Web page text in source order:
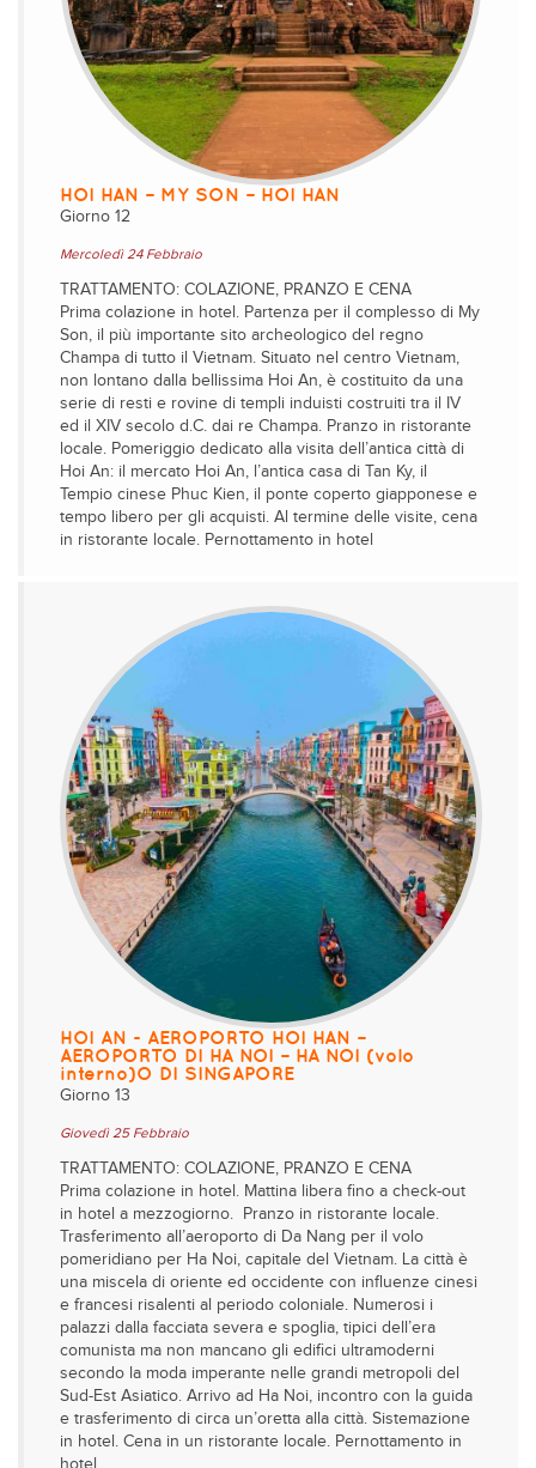
HOI HAN – MY SON – HOI HAN
Giorno 12
Mercoledì 24 Febbraio
TRATTAMENTO: COLAZIONE, PRANZO E CENA
Prima colazione in hotel. Partenza per il complesso di My
Son, il più importante sito archeologico del regno
Champa di tutto il Vietnam. Situato nel centro Vietnam,
non lontano dalla bellissima Hoi An, è costituito da una
serie di resti e rovine di templi induisti costruiti tra il IV
ed il XIV secolo d.C. dai re Champa. Pranzo in ristorante
locale. Pomeriggio dedicato alla visita dell’antica città di
Hoi An: il mercato Hoi An, l’antica casa di Tan Ky, il
Tempio cinese Phuc Kien, il ponte coperto giapponese e
tempo libero per gli acquisti. Al termine delle visite, cena
in ristorante locale. Pernottamento in hotel
HOI AN - AEROPORTO HOI HAN –
AEROPORTO DI HA NOI – HA NOI (volo
interno)O DI SINGAPORE
Giorno 13
Giovedì 25 Febbraio
TRATTAMENTO: COLAZIONE, PRANZO E CENA
Prima colazione in hotel. Mattina libera fino a check-out
in hotel a mezzogiorno. Pranzo in ristorante locale.
Trasferimento all’aeroporto di Da Nang per il volo
pomeridiano per Ha Noi, capitale del Vietnam. La città è
una miscela di oriente ed occidente con influenze cinesi
e francesi risalenti al periodo coloniale. Numerosi i
palazzi dalla facciata severa e spoglia, tipici dell’era
comunista ma non mancano gli edifici ultramoderni
secondo la moda imperante nelle grandi metropoli del
Sud-Est Asiatico. Arrivo ad Ha Noi, incontro con la guida
e trasferimento di circa un’oretta alla città. Sistemazione
in hotel. Cena in un ristorante locale. Pernottamento in
hotel.